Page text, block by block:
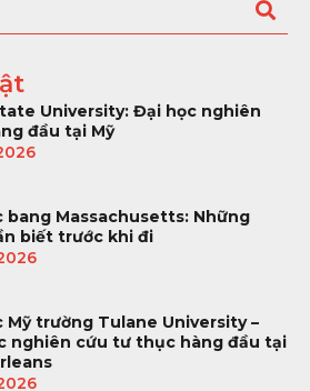
University: Đại học nghiên
đầu tại Mỹ
bang Massachusetts: Những
biết trước khi đi
Mỹ trường Tulane University –
nghiên cứu tư thục hàng đầu tại